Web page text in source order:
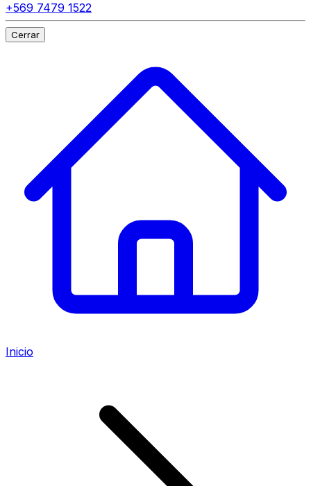
+569 7479 1522
Cerrar
Inicio